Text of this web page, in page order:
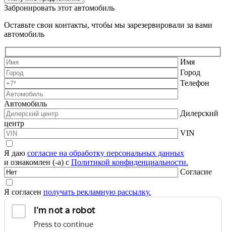
Забронировать этот автомобиль
Оставьте свои контакты, чтобы мы зарезервировали за вами
автомобиль
Имя
Город
Телефон
Автомобиль
Дилерский
центр
VIN
Я даю согласие на обработку персональных данных
и ознакомлен (-а) с Политикой конфиденциальности.
Согласие
Я согласен получать рекламную рассылку.